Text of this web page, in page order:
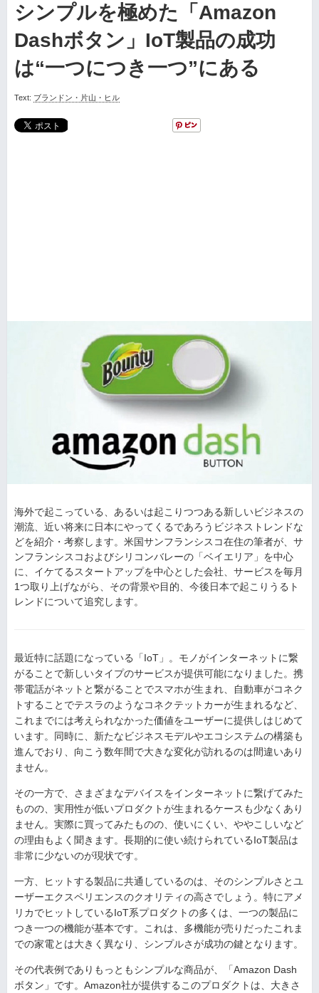
シンプルを極めた「Amazon
Dashボタン」IoT製品の成功
は“一つにつき一つ”にある
Text: ブランドン・片山・ヒル
海外で起こっている、あるいは起こりつつある新しいビジネスの
潮流、近い将来に日本にやってくるであろうビジネストレンドな
どを紹介・考察します。米国サンフランシスコ在住の筆者が、サ
ンフランシスコおよびシリコンバレーの「ベイエリア」を中心
に、イケてるスタートアップを中心とした会社、サービスを毎月
1つ取り上げながら、その背景や目的、今後日本で起こりうるト
レンドについて追究します。
最近特に話題になっている「IoT」。モノがインターネットに繋
がることで新しいタイプのサービスが提供可能になりました。携
帯電話がネットと繋がることでスマホが生まれ、自動車がコネク
トすることでテスラのようなコネクテットカーが生まれるなど、
これまでには考えられなかった価値をユーザーに提供しはじめて
います。同時に、新たなビジネスモデルやエコシステムの構築も
進んでおり、向こう数年間で大きな変化が訪れるのは間違いあり
ません。
その一方で、さまざまなデバイスをインターネットに繋げてみた
ものの、実用性が低いプロダクトが生まれるケースも少なくあり
ません。実際に買ってみたものの、使いにくい、ややこしいなど
の理由もよく聞きます。長期的に使い続けられているIoT製品は
非常に少ないのが現状です。
一方、ヒットする製品に共通しているのは、そのシンプルさとユ
ーザーエクスペリエンスのクオリティの高さでしょう。特にアメ
リカでヒットしているIoT系プロダクトの多くは、一つの製品に
つき一つの機能が基本です。これは、多機能が売りだったこれま
での家電とは大きく異なり、シンプルさが成功の鍵となります。
その代表例でありもっともシンプルな商品が、「Amazon Dash
ボタン」です。Amazon社が提供するこのプロダクトは、大きさ